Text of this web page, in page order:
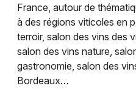
France, autour de
à des régions viticoles en
terroir, salon des vins des
salon des vins nature,
gastronomie, salon des
Bordeaux…